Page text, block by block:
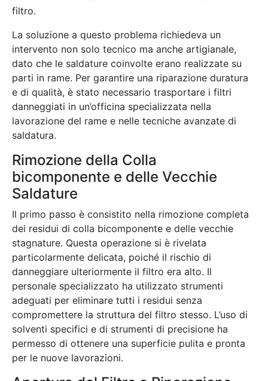
filtro.
La soluzione a questo problema richiedeva un
intervento non solo tecnico ma anche artigianale,
dato che le saldature coinvolte erano realizzate su
parti in rame. Per garantire una riparazione duratura
e di qualità, è stato necessario trasportare i filtri
danneggiati in un’officina specializzata nella
lavorazione del rame e nelle tecniche avanzate di
saldatura.
Rimozione della Colla
bicomponente e delle Vecchie
Saldature
Il primo passo è consistito nella rimozione completa
dei residui di colla bicomponente e delle vecchie
stagnature. Questa operazione si è rivelata
particolarmente delicata, poiché il rischio di
danneggiare ulteriormente il filtro era alto. Il
personale specializzato ha utilizzato strumenti
adeguati per eliminare tutti i residui senza
compromettere la struttura del filtro stesso. L’uso di
solventi specifici e di strumenti di precisione ha
permesso di ottenere una superficie pulita e pronta
per le nuove lavorazioni.